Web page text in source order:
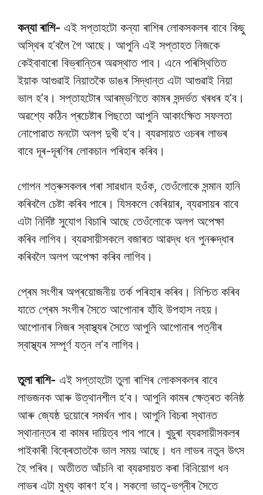
কন্যা ৰাশি- এই সপ্তাহটো কন্যা ৰাশিৰ লোকসকলৰ বাবে কিছু
অস্থিৰ হ’বলৈ গৈ আছে। আপুনি এই সপ্তাহত নিজকে
কেইবাবাৰো বিভ্ৰান্তিৰ অৱস্থাত পাব। এনে পৰিস্থিতিত
ইয়াক আগুৱাই নিয়াতকৈ ডাঙৰ সিদ্ধান্ত এটা আগুৱাই নিয়া
ভাল হ’ব। সপ্তাহটোৰ আৰম্ভণিতে কামৰ সন্দৰ্ভত খৰধৰ হ’ব।
অৱশ্যে কঠিন প্ৰচেষ্টাৰ পিছতো আপুনি আকাংক্ষিত সফলতা
নোপোৱাত মনটো অলপ দুখী হ’ব। ব্যৱসায়ত ওচৰৰ লাভৰ
বাবে দূৰ-দূৰণিৰ লোকচান পৰিহাৰ কৰিব।
গোপন শত্ৰুসকলৰ পৰা সাৱধান হওঁক, তেওঁলোকে সন্মান হানি
কৰিবলৈ চেষ্টা কৰিব পাৰে। যিসকলে কেৰিয়াৰ, ব্যৱসায়ৰ বাবে
এটা নিৰ্দিষ্ট সুযোগ বিচাৰি আছে তেওঁলোকে অলপ অপেক্ষা
কৰিব লাগিব। ব্যৱসায়ীসকলে বজাৰত আৱদ্ধ ধন পুনৰুদ্ধাৰ
কৰিবলৈ অলপ অপেক্ষা কৰিব লাগিব।
প্ৰেম সংগীৰ অপ্ৰয়োজনীয় তৰ্ক পৰিহাৰ কৰিব। নিশ্চিত কৰিব
যাতে প্ৰেম সংগীৰ সৈতে আপোনাৰ হাঁহি উপহাস নহয়।
আপোনাৰ নিজৰ স্বাস্থ্যৰ সৈতে আপুনি আপোনাৰ পত্নীৰ
স্বাস্থ্যৰ সম্পূৰ্ণ যত্ন ল’ব লাগিব।
তুলা ৰাশি- এই সপ্তাহটো তুলা ৰাশিৰ লোকসকলৰ বাবে
লাভজনক আৰু উত্থানশীল হ’ব। আপুনি কামৰ ক্ষেত্ৰত কনিষ্ঠ
আৰু জ্যেষ্ঠ দুয়োৰে সমৰ্থন পাব। আপুনি বিচৰা স্থানত
স্থানান্তৰ বা কামৰ দায়িত্ব পাব পাৰে। খুচুৰা ব্যৱসায়ীসকলৰ
পাইকাৰী বিক্ৰেতাতকৈ ভাল সময় আছে। ধন লাভৰ নতুন উৎস
হৈ পৰিব। অতীতত আঁচনি বা ব্যৱসায়ত কৰা বিনিয়োগ ধন
লাভৰ এটা মুখ্য কাৰণ হ’ব। সকলো ভাতৃ-ভগ্নীৰ সৈতে